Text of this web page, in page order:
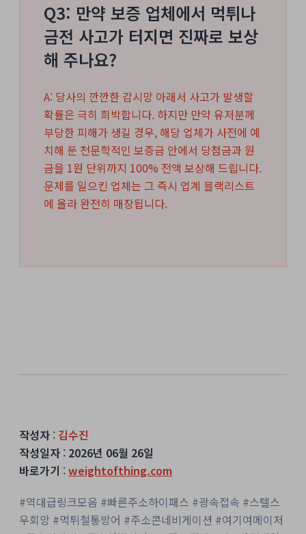
Q3: 만약 보증 업체에서 먹튀나
금전 사고가 터지면 진짜로 보상
해 주나요?
A: 당사의 깐깐한 감시망 아래서 사고가 발생할
확률은 극히 희박합니다. 하지만 만약 유저분께
부당한 피해가 생길 경우, 해당 업체가 사전에 예
치해 둔 천문학적인 보증금 안에서 당첨금과 원
금을 1원 단위까지 100% 전액 보상해 드립니다.
문제를 일으킨 업체는 그 즉시 업계 블랙리스트
에 올라 완전히 매장됩니다.
작성자 : 김수진
작성일자 : 2026년 06월 26일
바로가기 :weightofthing.com
#역대급링크모음 #빠른주소하이패스 #광속접속 #스텔스
우회망 #먹튀철통방어 #주소콘네비게이션 #여기여메이저